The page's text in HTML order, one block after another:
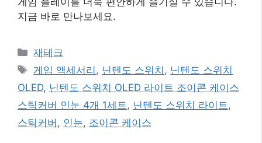
지금 바로 만나보세요.
카
테
고
리
재테크
태
그
게임 액세서리 , 닌텐도 스위치 , 닌텐도 스위치
OLED, 닌텐도 스위치 OLED 라이트 조이콘 케이스
스틱커버 인눈 4개 1세트 , 닌텐도 스위치 라이트 ,
스틱커버 , 인눈, 조이콘 케이스